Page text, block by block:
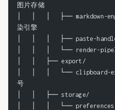
图片存储
│   │   │   ├── markdown-
染引擎
│   │   │   ├── paste-
│   │   │   └── render-
│   │   ├── export/
│   │   │   └── clipboard-
号
│   │   ├── storage/
│   │   │   └──